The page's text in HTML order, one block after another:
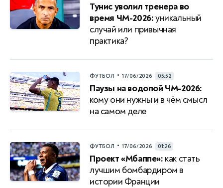
Тунис уволил тренера во
время ЧМ-2026:уникальный
случай или привычная
практика?
ФУТБОЛ • 17/06/2026 05:52
Паузы на водопой ЧМ-2026:
кому они нужны и в чём смысл
на самом деле
ФУТБОЛ • 17/06/2026 01:26
Проект «Мбаппе»: как стать
лучшим бомбардиром в
истории Франции